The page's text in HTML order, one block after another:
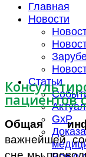
Главная
Новости
Статьи
GxP
пациентов
Общая
важнейшей